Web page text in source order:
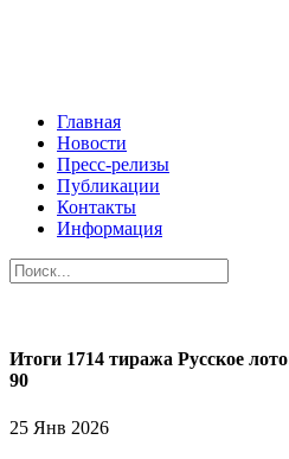
Главная
Новости
Пресс-релизы
Публикации
Контакты
Информация
Итоги 1714 тиража Русское
90
25 Янв 2026